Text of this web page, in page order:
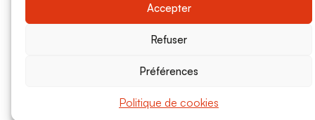
Accepter
Refuser
Préférences
Politique de cookies